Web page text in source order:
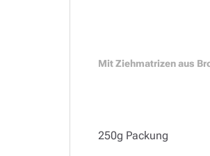
Mit Ziehmatrizen aus
250g Packung